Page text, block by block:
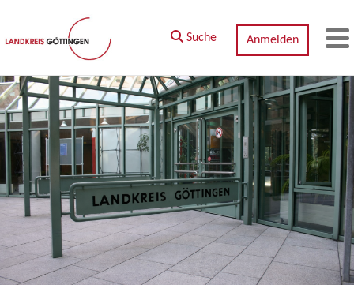
Zum Hauptinhalt springen
Suche Anmelden